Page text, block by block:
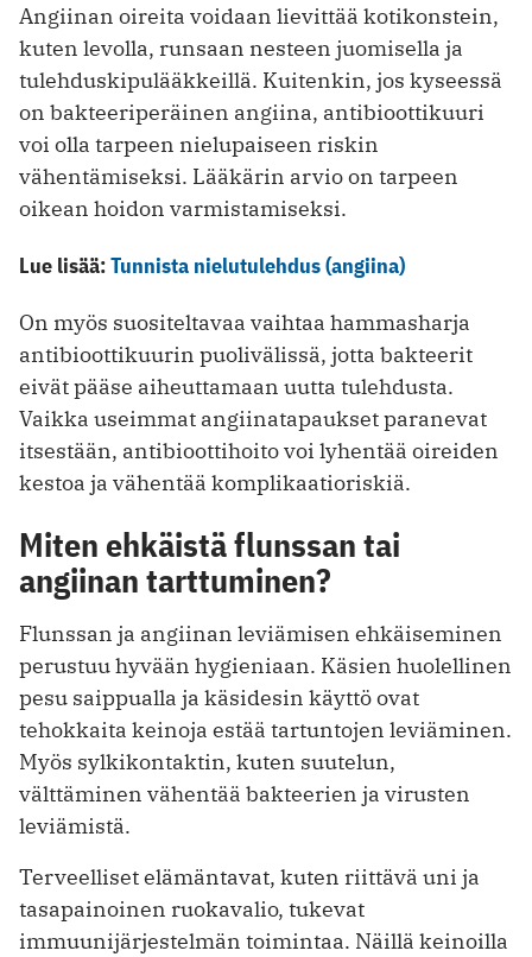
Angiinan oireita voidaan lievittää kotikonstein,
kuten levolla, runsaan nesteen juomisella ja
tulehduskipulääkkeillä. Kuitenkin, jos kyseessä
on bakteeriperäinen angiina, antibioottikuuri
voi olla tarpeen nielupaiseen riskin
vähentämiseksi. Lääkärin arvio on tarpeen
oikean hoidon varmistamiseksi.
Lue lisää:Tunnista nielutulehdus (angiina)
On myös suositeltavaa vaihtaa hammasharja
antibioottikuurin puolivälissä, jotta bakteerit
eivät pääse aiheuttamaan uutta tulehdusta.
Vaikka useimmat angiinatapaukset paranevat
itsestään, antibioottihoito voi lyhentää oireiden
kestoa ja vähentää komplikaatioriskiä.
Miten ehkäistä flunssan tai
angiinan tarttuminen?
Flunssan ja angiinan leviämisen ehkäiseminen
perustuu hyvään hygieniaan. Käsien huolellinen
pesu saippualla ja käsidesin käyttö ovat
tehokkaita keinoja estää tartuntojen leviäminen.
Myös sylkikontaktin, kuten suutelun,
välttäminen vähentää bakteerien ja virusten
leviämistä.
Terveelliset elämäntavat, kuten riittävä uni ja
tasapainoinen ruokavalio, tukevat
immuunijärjestelmän toimintaa. Näillä keinoilla